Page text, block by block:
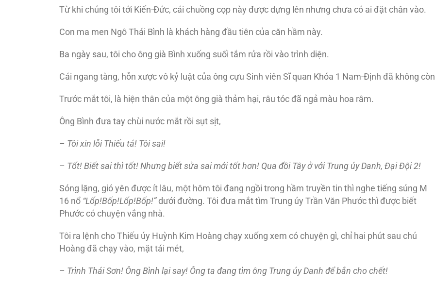
Từ khi chúng tôi tới Kiến-Ðức, cái chuồng cọp này được dựng lên nhưng chưa có ai đặt chân vào.
Con ma men Ngô Thái Bình là khách hàng đầu tiên của căn hầm này.
Ba ngày sau, tôi cho ông già Bình xuống suối tắm rửa rồi vào trình diện.
Cái ngang tàng, hỗn xược vô kỷ luật của ông cựu Sinh viên Sĩ quan Khóa 1 Nam-Ðịnh đã không
Trước mắt tôi, là hiện thân của một ông già thảm hại, râu tóc đã ngả màu hoa râm.
Ông Bình đưa tay chùi nước mắt rồi sụt sịt,
– Tôi xin lỗi Thiếu tá! Tôi sai!
– Tốt! Biết sai thì tốt! Nhưng biết sửa sai mới tốt hơn! Qua đồi Tây ở với Trung úy Danh, Ðại Ðội 2!
Sóng lặng, gió yên được ít lâu, một hôm tôi đang ngồi trong hầm truyền tin thì nghe tiếng súng M
16 nổ “Lốp!Bốp!Lốp!Bốp!”dưới đường. Tôi đưa mắt tìm Trung úy Trần Văn Phước thì được biết
Phước có chuyện vắng nhà.
Tôi ra lệnh cho Thiếu úy Huỳnh Kim Hoàng chạy xuống xem có chuyện gì, chỉ hai phút sau chú
Hoàng đã chạy vào, mặt tái mét,
– Trình Thái Sơn! Ông Bình lại say! Ông ta đang tìm ông Trung úy Danh để bắn cho chết!